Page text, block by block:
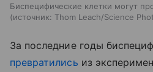
Биспецифические клетки могут
источник: Thom Leach/Science
За последние годы
превратились из